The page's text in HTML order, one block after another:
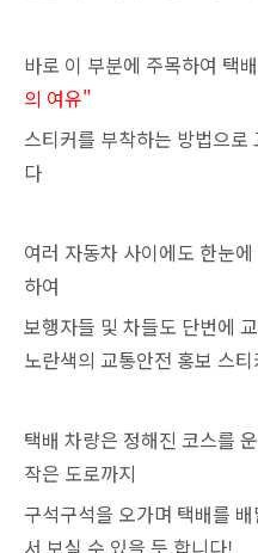
바로 이 부분에 주목하여 택
의 여유"
스티커를 부착하는 방법으로
다
여러 자동차 사이에도 한눈
하여
보행자들 및 차들도 단번에
노란색의 교통안전 홍보 스
택배 차량은 정해진 코스를
작은 도로까지
구석구석을 오가며 택배를
서 보실 수 있을 듯 합니다!